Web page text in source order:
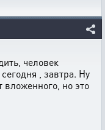
человек
, завтра. Ну
но это